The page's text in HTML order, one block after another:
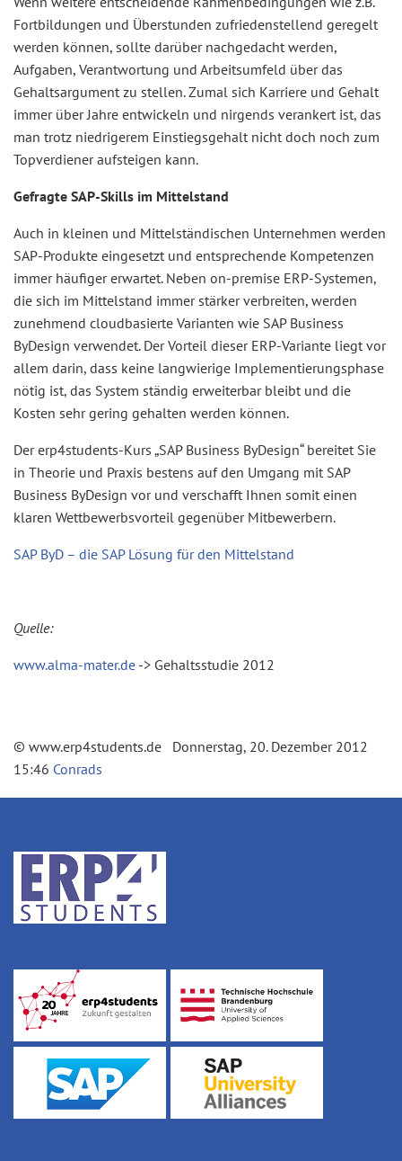
Fortbildungen und Überstunden zufriedenstellend geregelt
werden können, sollte darüber nachgedacht werden,
Aufgaben, Verantwortung und Arbeitsumfeld über das
Gehaltsargument zu stellen. Zumal sich Karriere und Gehalt
immer über Jahre entwickeln und nirgends verankert ist, das
man trotz niedrigerem Einstiegsgehalt nicht doch noch zum
Topverdiener aufsteigen kann.
Gefragte SAP-Skills im Mittelstand
Auch in kleinen und Mittelständischen Unternehmen werden
SAP-Produkte eingesetzt und entsprechende Kompetenzen
immer häufiger erwartet. Neben on-premise ERP-Systemen,
die sich im Mittelstand immer stärker verbreiten, werden
zunehmend cloudbasierte Varianten wie SAP Business
ByDesign verwendet. Der Vorteil dieser ERP-Variante liegt vor
allem darin, dass keine langwierige Implementierungsphase
nötig ist, das System ständig erweiterbar bleibt und die
Kosten sehr gering gehalten werden können.
Der erp4students-Kurs „SAP Business ByDesign“ bereitet Sie
in Theorie und Praxis bestens auf den Umgang mit SAP
Business ByDesign vor und verschafft Ihnen somit einen
klaren Wettbewerbsvorteil gegenüber Mitbewerbern.
SAP ByD – die SAP Lösung für den Mittelstand
Quelle:
www.alma-mater.de -> Gehaltsstudie 2012
© www.erp4students.de Donnerstag, 20. Dezember 2012
15:46 Conrads